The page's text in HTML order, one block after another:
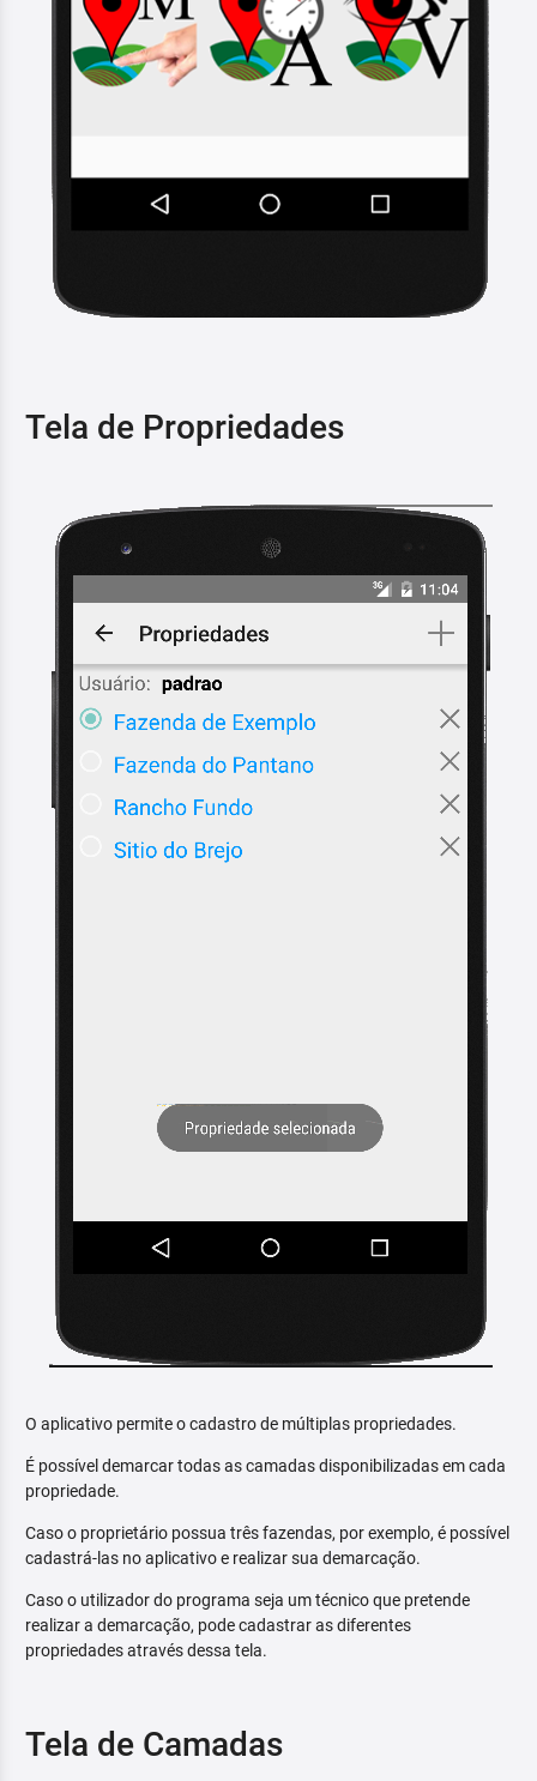
Tela de Propriedades
O aplicativo permite o cadastro de múltiplas propriedades.
É possível demarcar todas as camadas disponibilizadas em cada
propriedade.
Caso o proprietário possua três fazendas, por exemplo, é possível
cadastrá-las no aplicativo e realizar sua demarcação.
Caso o utilizador do programa seja um técnico que pretende
realizar a demarcação, pode cadastrar as diferentes
propriedades através dessa tela.
Tela de Camadas